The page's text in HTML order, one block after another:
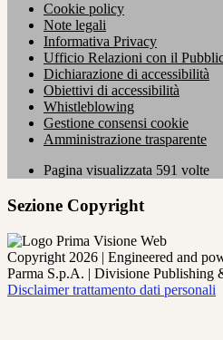
Cookie policy
Note legali
Informativa Privacy
Ufficio Relazioni con il
Dichiarazione di accessibilità
Obiettivi di accessibilità
Whistleblowing
Gestione consensi cookie
Amministrazione trasparente
Pagina visualizzata 591 volte
Sezione Copyright
Copyright 2026 | Engineered and
Parma S.p.A. | Divisione Publishing
Disclaimer trattamento dati personali